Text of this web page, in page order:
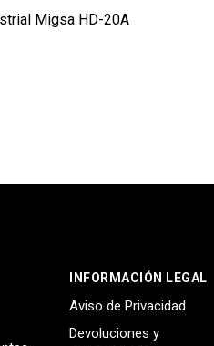
Migsa HD-20A
INFORMACIÓN LEGAL
Aviso de Privacidad
Devoluciones y